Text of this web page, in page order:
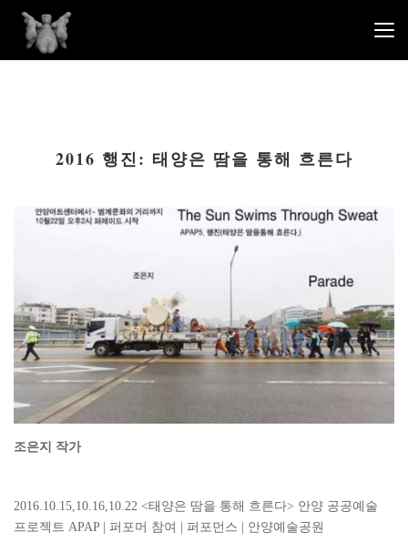
2016 행진: 태양은 땀을 통해 흐른다
조은지 작가
2016.10.15,10.16,10.22 <태양은 땀을 통해 흐른다> 안양 공공예술
프로젝트 APAP | 퍼포머 참여 | 퍼포먼스 | 안양예술공원